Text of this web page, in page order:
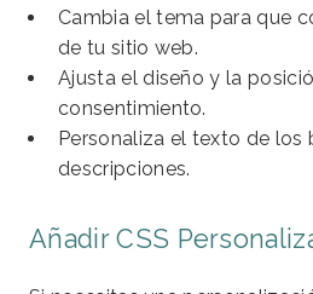
Cambia el tema para que
de tu sitio web.
Ajusta el diseño y la
consentimiento.
Personaliza el texto de los
descripciones.
Añadir CSS